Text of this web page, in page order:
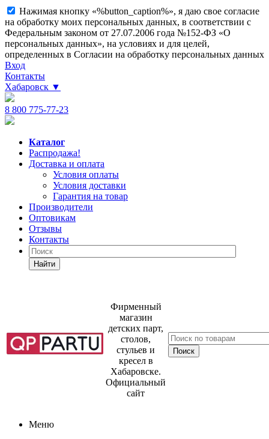
Нажимая кнопку «%button_caption%», я даю свое согласие
на обработку моих персональных данных, в соответствии с
Федеральным законом от 27.07.2006 года №152-ФЗ «О
персональных данных», на условиях и для целей,
определенных в Согласии на обработку персональных данных
Вход
Контакты
Хабаровск ▼
8 800 775-77-23
Каталог
Распродажа!
Доставка и оплата
Условия оплаты
Условия доставки
Гарантия на товар
Производители
Оптовикам
Отзывы
Контакты
Найти
Фирменный
магазин
детских парт,
столов,
стульев и
кресел в
Хабаровске.
Официальный
сайт
Меню